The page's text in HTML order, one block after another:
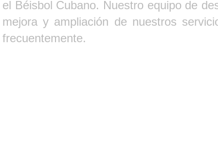
el Béisbol Cubano. Nuestro equipo de
mejora y ampliación de nuestros
frecuentemente.